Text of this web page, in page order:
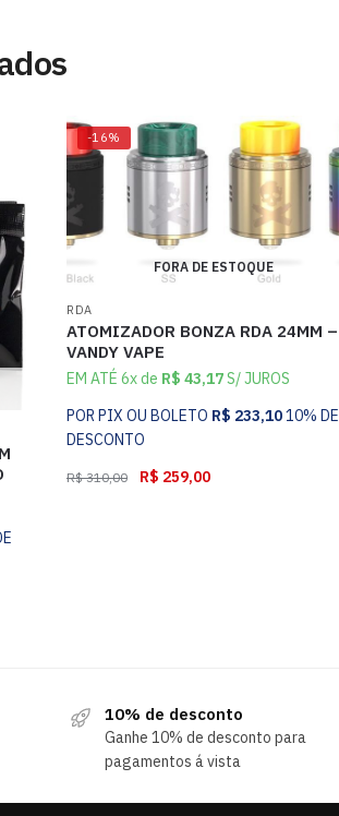
-16%
FORA DE ESTOQUE
RDA
ATOMIZADOR BONZA RDA 24MM –
VANDY VAPE
EM ATÉ 6x de R$ 43,17S/ JUROS
POR PIX OU BOLETO R$ 233,1010% DE
DESCONTO
R$310,00 R$ 259,00
10% de desconto
Ganhe 10% de desconto para
pagamentos á vista